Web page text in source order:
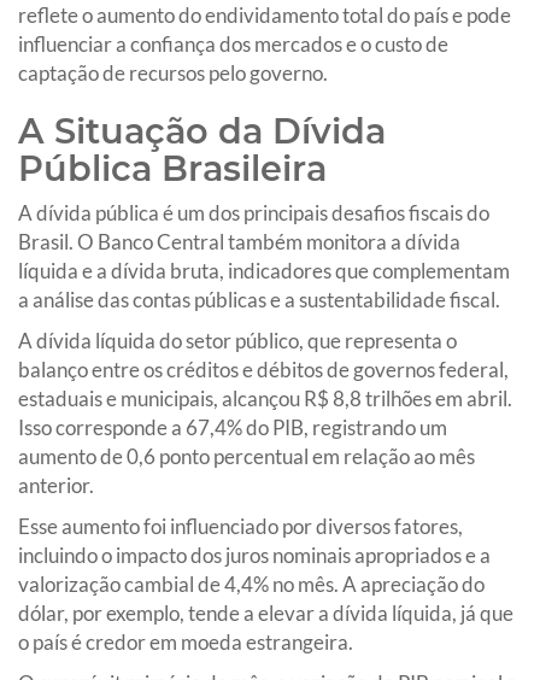
reflete o aumento do endividamento total do país e pode
influenciar a confiança dos mercados e o custo de
captação de recursos pelo governo.
A Situação da Dívida
Pública Brasileira
A dívida pública é um dos principais desafios fiscais do
Brasil. O Banco Central também monitora a dívida
líquida e a dívida bruta, indicadores que complementam
a análise das contas públicas e a sustentabilidade fiscal.
A dívida líquida do setor público, que representa o
balanço entre os créditos e débitos de governos federal,
estaduais e municipais, alcançou R$ 8,8 trilhões em abril.
Isso corresponde a 67,4% do PIB, registrando um
aumento de 0,6 ponto percentual em relação ao mês
anterior.
Esse aumento foi influenciado por diversos fatores,
incluindo o impacto dos juros nominais apropriados e a
valorização cambial de 4,4% no mês. A apreciação do
dólar, por exemplo, tende a elevar a dívida líquida, já que
o país é credor em moeda estrangeira.